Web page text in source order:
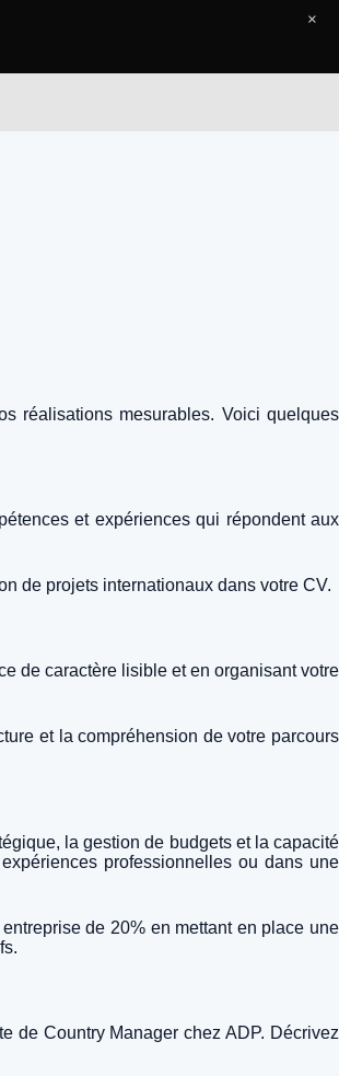
réalisations mesurables. Voici quelques
et expériences qui répondent aux
de projets internationaux dans votre CV.
de caractère lisible et en organisant votre
et la compréhension de votre parcours
la gestion de budgets et la capacité
professionnelles ou dans une
de 20% en mettant en place une
de Country Manager chez ADP. Décrivez
×